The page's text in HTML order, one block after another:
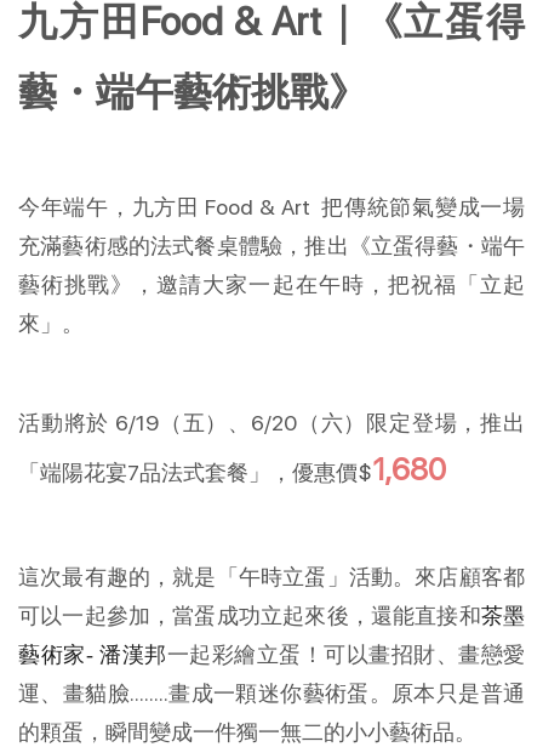
九方田Food & Art｜《立蛋得
藝・端午藝術挑戰》
今年端午，九方田 Food & Art  把傳統節氣變成一場
充滿藝術感的法式餐桌體驗，推出《立蛋得藝・端午
藝術挑戰》，邀請大家一起在午時，把祝福「立起
來」。
活動將於 6/19（五）、6/20（六）限定登場，推出
「端陽花宴7品法式套餐」，優惠價$1,680
這次最有趣的，就是「午時立蛋」活動。來店顧客都
可以一起參加，當蛋成功立起來後，還能直接和茶墨
藝術家- 潘漢邦一起彩繪立蛋！可以畫招財、畫戀愛
運、畫貓臉........畫成一顆迷你藝術蛋。原本只是普通
的顆蛋，瞬間變成一件獨一無二的小小藝術品。